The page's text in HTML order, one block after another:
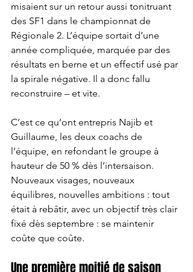
misaient sur un retour aussi tonitruant
des SF1 dans le championnat de
Régionale 2. L’équipe sortait d’une
année compliquée, marquée par des
résultats en berne et un effectif usé par
la spirale négative. Il a donc fallu
reconstruire – et vite.
C’est ce qu’ont entrepris Najib et
Guillaume, les deux coachs de
l’équipe, en refondant le groupe à
hauteur de 50 % dès l’intersaison.
Nouveaux visages, nouveaux
équilibres, nouvelles ambitions : tout
était à rebâtir, avec un objectif très clair
fixé dès septembre : se maintenir
coûte que coûte.
Une première moitié de saison